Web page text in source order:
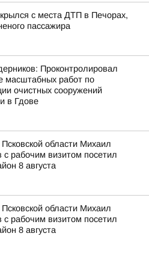
с места ДТП в Печорах,
пассажира
Проконтролировал
масштабных работ по
очистных сооружений
в Гдове
Псковской области Михаил
с рабочим визитом посетил
8 августа
Псковской области Михаил
с рабочим визитом посетил
8 августа